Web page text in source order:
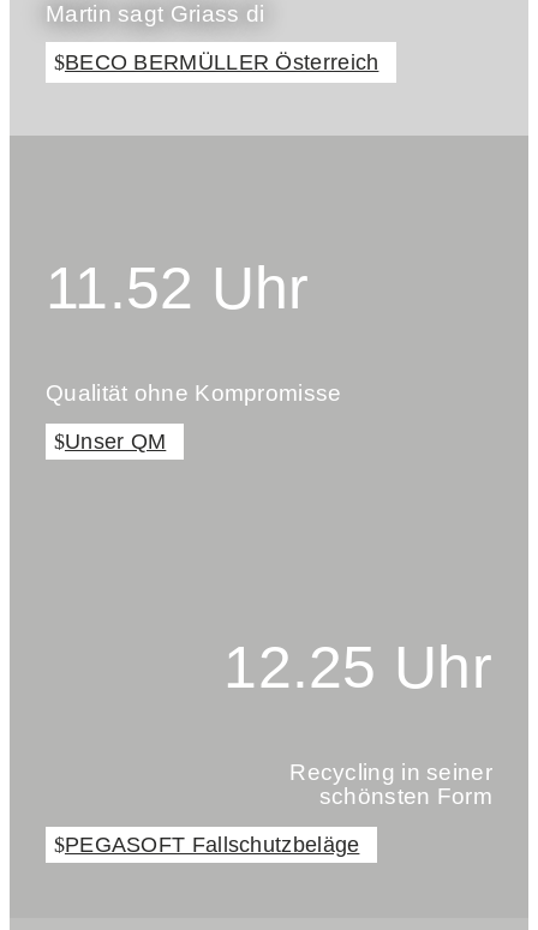
Martin sagt Griass di
BECO BERMÜLLER Österreich
11.52 Uhr
Qualität ohne Kompromisse
Unser QM
12.25 Uhr
Recycling in seiner
schönsten Form
PEGASOFT Fallschutzbeläge